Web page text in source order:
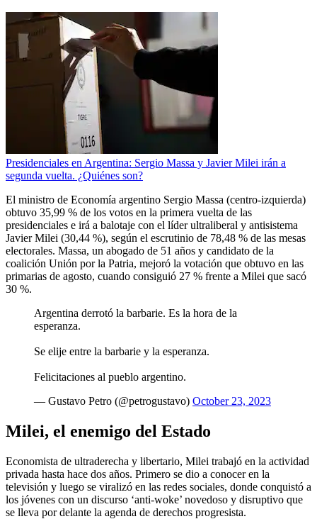
Presidenciales en Argentina: Sergio Massa y Javier Milei irán a
segunda vuelta. ¿Quiénes son?
El ministro de Economía argentino Sergio Massa (centro-izquierda)
obtuvo 35,99 % de los votos en la primera vuelta de las
presidenciales e irá a balotaje con el líder ultraliberal y antisistema
Javier Milei (30,44 %), según el escrutinio de 78,48 % de las mesas
electorales. Massa, un abogado de 51 años y candidato de la
coalición Unión por la Patria, mejoró la votación que obtuvo en las
primarias de agosto, cuando consiguió 27 % frente a Milei que sacó
30 %.
Argentina derrotó la barbarie. Es la hora de la
esperanza.
Se elije entre la barbarie y la esperanza.
Felicitaciones al pueblo argentino.
— Gustavo Petro (@petrogustavo) October 23, 2023
Milei, el enemigo del Estado
Economista de ultraderecha y libertario, Milei trabajó en la actividad
privada hasta hace dos años. Primero se dio a conocer en la
televisión y luego se viralizó en las redes sociales, donde conquistó a
los jóvenes con un discurso ‘anti-woke’ novedoso y disruptivo que
se lleva por delante la agenda de derechos progresista.